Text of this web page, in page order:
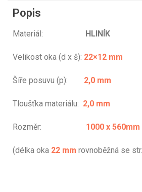
Popis
Materiál: HLINÍK
Velikost oka (d x š): 22×12 mm
Šíře posuvu (p): 2,0 mm
Tloušťka materiálu: 2,0 mm
Rozměr: 1000 x 560mm
(délka oka 22 mm rovnoběžná se str.